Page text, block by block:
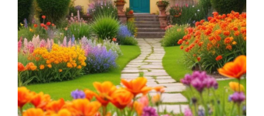
¡No esperes más! Da el primer paso hacia tu
nueva propiedad llamando a Ignacio Valenzuela
ahora!
Recuerda: Tu futuro inmobiliario merece la mejor
protección posible.
¡Haz clic aquí para programar una consulta
gratuita con Ignacio Valenzuela!